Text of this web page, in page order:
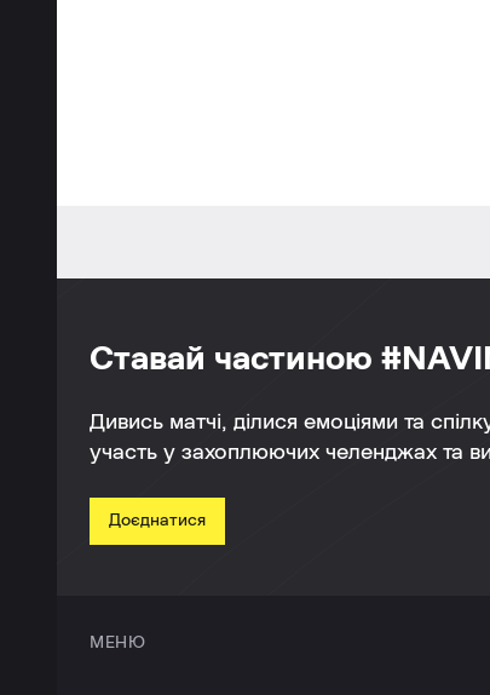
Ставай частиною
Дивись матчі, ділися емоціями та
участь у захоплюючих челенджах та
Доєднатися
МЕНЮ